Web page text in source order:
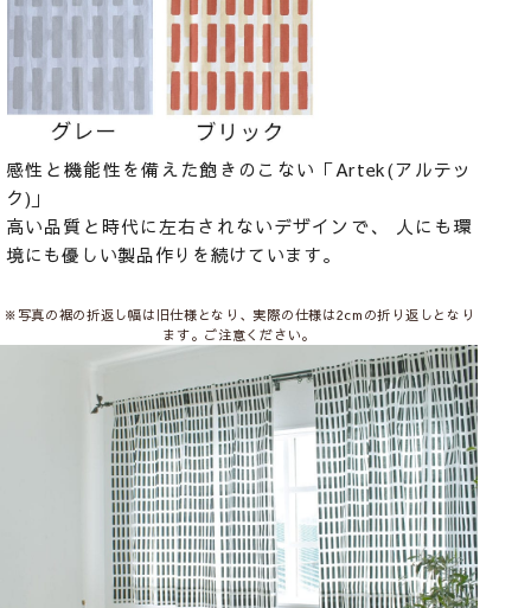
感性と機能性を備えた飽きのこない「Artek(アルテッ
ク)」
高い品質と時代に左右されないデザインで、 人にも環
境にも優しい製品作りを続けています。
※写真の裾の折返し幅は旧仕様となり、実際の仕様は2cmの折り返しとなり
ます。ご注意ください。